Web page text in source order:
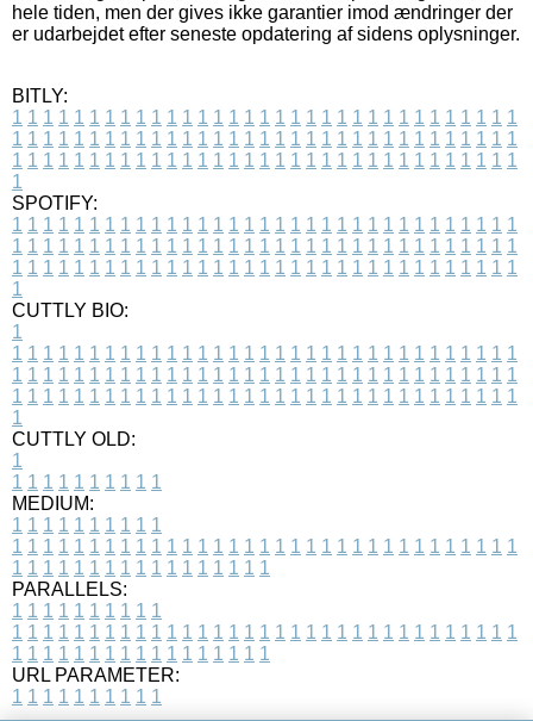
hele tiden, men der gives ikke garantier imod ændringer der
er udarbejdet efter seneste opdatering af sidens oplysninger.
BITLY:
1 1 1 1 1 1 1 1 1 1 1 1 1 1 1 1 1 1 1 1 1 1 1 1 1 1 1 1 1 1 1 1 1
1 1 1 1 1 1 1 1 1 1 1 1 1 1 1 1 1 1 1 1 1 1 1 1 1 1 1 1 1 1 1 1 1
1 1 1 1 1 1 1 1 1 1 1 1 1 1 1 1 1 1 1 1 1 1 1 1 1 1 1 1 1 1 1 1 1
1
SPOTIFY:
1 1 1 1 1 1 1 1 1 1 1 1 1 1 1 1 1 1 1 1 1 1 1 1 1 1 1 1 1 1 1 1 1
1 1 1 1 1 1 1 1 1 1 1 1 1 1 1 1 1 1 1 1 1 1 1 1 1 1 1 1 1 1 1 1 1
1 1 1 1 1 1 1 1 1 1 1 1 1 1 1 1 1 1 1 1 1 1 1 1 1 1 1 1 1 1 1 1 1
1
CUTTLY BIO:
1
1 1 1 1 1 1 1 1 1 1 1 1 1 1 1 1 1 1 1 1 1 1 1 1 1 1 1 1 1 1 1 1 1
1 1 1 1 1 1 1 1 1 1 1 1 1 1 1 1 1 1 1 1 1 1 1 1 1 1 1 1 1 1 1 1 1
1 1 1 1 1 1 1 1 1 1 1 1 1 1 1 1 1 1 1 1 1 1 1 1 1 1 1 1 1 1 1 1 1
1
CUTTLY OLD:
1
1 1 1 1 1 1 1 1 1 1
MEDIUM:
1 1 1 1 1 1 1 1 1 1
1 1 1 1 1 1 1 1 1 1 1 1 1 1 1 1 1 1 1 1 1 1 1 1 1 1 1 1 1 1 1 1 1
1 1 1 1 1 1 1 1 1 1 1 1 1 1 1 1 1
PARALLELS:
1 1 1 1 1 1 1 1 1 1
1 1 1 1 1 1 1 1 1 1 1 1 1 1 1 1 1 1 1 1 1 1 1 1 1 1 1 1 1 1 1 1 1
1 1 1 1 1 1 1 1 1 1 1 1 1 1 1 1 1
URL PARAMETER:
1 1 1 1 1 1 1 1 1 1